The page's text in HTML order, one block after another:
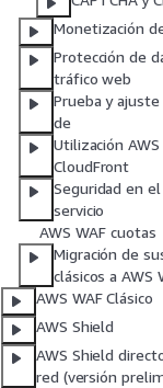
Monetización
Protección de
tráfico web
Prueba y
de
Utilización
CloudFront
Seguridad en
servicio
AWS WAF cuotas
Migración de
clásicos a AWS
AWS WAF Clásico
AWS Shield
AWS Shield
red (versión